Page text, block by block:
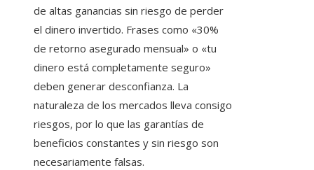
de altas ganancias sin riesgo de perder
el dinero invertido. Frases como «30%
de retorno asegurado mensual» o «tu
dinero está completamente seguro»
deben generar desconfianza. La
naturaleza de los mercados lleva consigo
riesgos, por lo que las garantías de
beneficios constantes y sin riesgo son
necesariamente falsas.